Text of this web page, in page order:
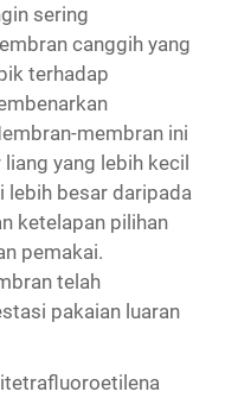
sering
canggih yang
terhadap
membran ini
yang lebih kecil
lebih besar daripada
ketelapan pilihan
pemakai.
telah
pakaian luaran